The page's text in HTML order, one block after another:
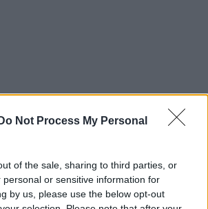
Do Not Process My Personal
of the sale, sharing to third parties, or
personal or sensitive information for
by us, please use the below opt-out